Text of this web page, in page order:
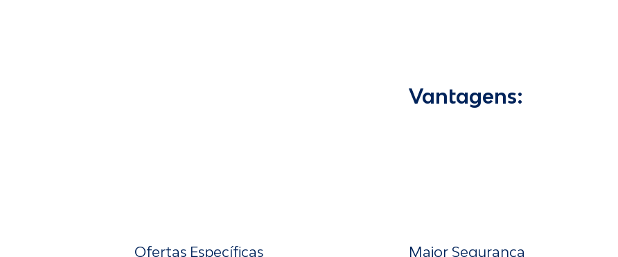
Vantagens:
Ofertas Específicas Maior Segurança